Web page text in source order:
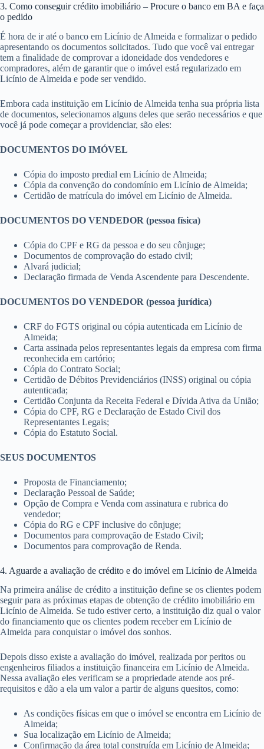
3. Como conseguir crédito imobiliário – Procure o banco em BA e faça
o pedido
É hora de ir até o banco em Licínio de Almeida e formalizar o pedido
apresentando os documentos solicitados. Tudo que você vai entregar
tem a finalidade de comprovar a idoneidade dos vendedores e
compradores, além de garantir que o imóvel está regularizado em
Licínio de Almeida e pode ser vendido.
Embora cada instituição em Licínio de Almeida tenha sua própria lista
de documentos, selecionamos alguns deles que serão necessários e que
você já pode começar a providenciar, são eles:
DOCUMENTOS DO IMÓVEL
Cópia do imposto predial em Licínio de Almeida;
Cópia da convenção do condomínio em Licínio de Almeida;
Certidão de matrícula do imóvel em Licínio de Almeida.
DOCUMENTOS DO VENDEDOR (pessoa física)
Cópia do CPF e RG da pessoa e do seu cônjuge;
Documentos de comprovação do estado civil;
Alvará judicial;
Declaração firmada de Venda Ascendente para Descendente.
DOCUMENTOS DO VENDEDOR (pessoa jurídica)
CRF do FGTS original ou cópia autenticada em Licínio de
Almeida;
Carta assinada pelos representantes legais da empresa com firma
reconhecida em cartório;
Cópia do Contrato Social;
Certidão de Débitos Previdenciários (INSS) original ou cópia
autenticada;
Certidão Conjunta da Receita Federal e Dívida Ativa da União;
Cópia do CPF, RG e Declaração de Estado Civil dos
Representantes Legais;
Cópia do Estatuto Social.
SEUS DOCUMENTOS
Proposta de Financiamento;
Declaração Pessoal de Saúde;
Opção de Compra e Venda com assinatura e rubrica do
vendedor;
Cópia do RG e CPF inclusive do cônjuge;
Documentos para comprovação de Estado Civil;
Documentos para comprovação de Renda.
4. Aguarde a avaliação de crédito e do imóvel em Licínio de Almeida
Na primeira análise de crédito a instituição define se os clientes podem
seguir para as próximas etapas de obtenção de crédito imobiliário em
Licínio de Almeida. Se tudo estiver certo, a instituição diz qual o valor
do financiamento que os clientes podem receber em Licínio de
Almeida para conquistar o imóvel dos sonhos.
Depois disso existe a avaliação do imóvel, realizada por peritos ou
engenheiros filiados a instituição financeira em Licínio de Almeida.
Nessa avaliação eles verificam se a propriedade atende aos pré-
requisitos e dão a ela um valor a partir de alguns quesitos, como:
As condições físicas em que o imóvel se encontra em Licínio de
Almeida;
Sua localização em Licínio de Almeida;
Confirmação da área total construída em Licínio de Almeida;